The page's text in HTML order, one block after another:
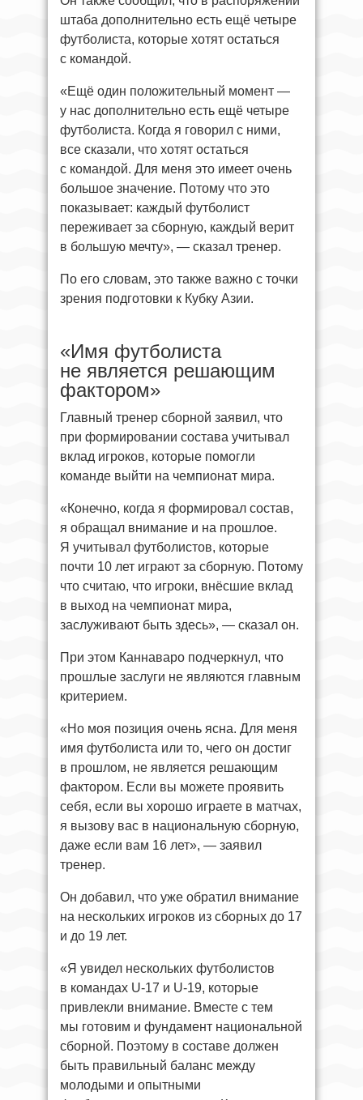
штаба дополнительно есть ещё четыре
футболиста, которые хотят остаться
с командой.
«Ещё один положительный момент —
у нас дополнительно есть ещё четыре
футболиста. Когда я говорил с ними,
все сказали, что хотят остаться
с командой. Для меня это имеет очень
большое значение. Потому что это
показывает: каждый футболист
переживает за сборную, каждый верит
в большую мечту», — сказал тренер.
По его словам, это также важно с точки
зрения подготовки к Кубку Азии.
«Имя футболиста
не является решающим
фактором»
Главный тренер сборной заявил, что
при формировании состава учитывал
вклад игроков, которые помогли
команде выйти на чемпионат мира.
«Конечно, когда я формировал состав,
я обращал внимание и на прошлое.
Я учитывал футболистов, которые
почти 10 лет играют за сборную. Потому
что считаю, что игроки, внёсшие вклад
в выход на чемпионат мира,
заслуживают быть здесь», — сказал он.
При этом Каннаваро подчеркнул, что
прошлые заслуги не являются главным
критерием.
«Но моя позиция очень ясна. Для меня
имя футболиста или то, чего он достиг
в прошлом, не является решающим
фактором. Если вы можете проявить
себя, если вы хорошо играете в матчах,
я вызову вас в национальную сборную,
даже если вам 16 лет», — заявил
тренер.
Он добавил, что уже обратил внимание
на нескольких игроков из сборных до 17
и до 19 лет.
«Я увидел нескольких футболистов
в командах U-17 и U-19, которые
привлекли внимание. Вместе с тем
мы готовим и фундамент национальной
сборной. Поэтому в составе должен
быть правильный баланс между
молодыми и опытными